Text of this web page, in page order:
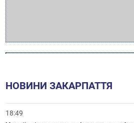
НОВИНИ ЗАКАРПАТТЯ
18:49